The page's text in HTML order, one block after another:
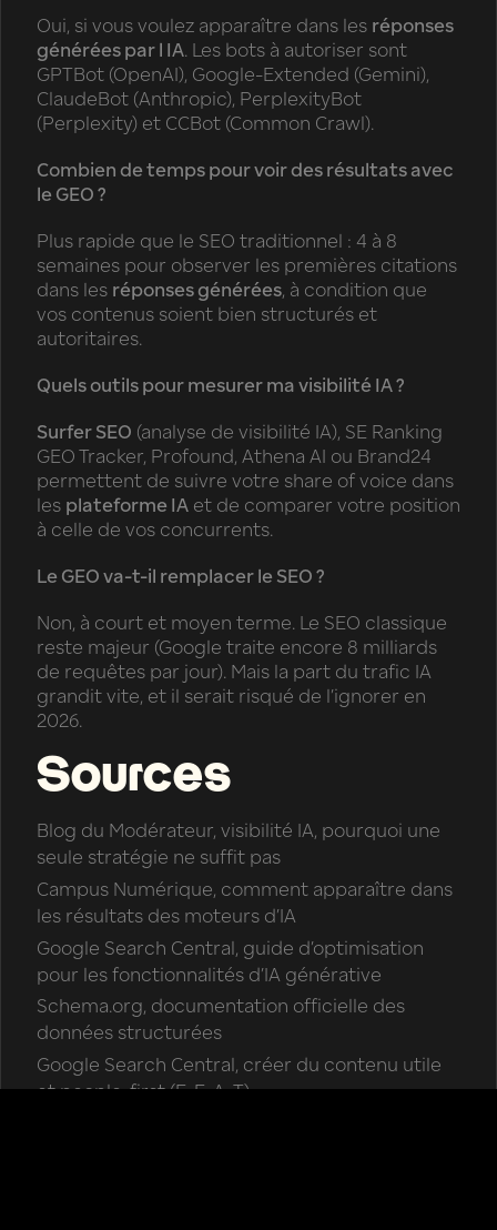
Oui, si vous voulez apparaître dans les réponses
générées par l IA. Les bots à autoriser sont
GPTBot (OpenAI), Google-Extended (Gemini),
ClaudeBot (Anthropic), PerplexityBot
(Perplexity) et CCBot (Common Crawl).
Combien de temps pour voir des résultats avec
le GEO ?
Plus rapide que le SEO traditionnel : 4 à 8
semaines pour observer les premières citations
dans les réponses générées, à condition que
vos contenus soient bien structurés et
autoritaires.
Quels outils pour mesurer ma visibilité IA ?
Surfer SEO (analyse de visibilité IA), SE Ranking
GEO Tracker, Profound, Athena AI ou Brand24
permettent de suivre votre share of voice dans
les plateforme IA et de comparer votre position
à celle de vos concurrents.
Le GEO va-t-il remplacer le SEO ?
Non, à court et moyen terme. Le SEO classique
reste majeur (Google traite encore 8 milliards
de requêtes par jour). Mais la part du trafic IA
grandit vite, et il serait risqué de l’ignorer en
2026.
Sources
Blog du Modérateur, visibilité IA, pourquoi une
seule stratégie ne suffit pas
Campus Numérique, comment apparaître dans
les résultats des moteurs d’IA
Google Search Central, guide d’optimisation
pour les fonctionnalités d’IA générative
Schema.org, documentation officielle des
données structurées
Google Search Central, créer du contenu utile
et people-first (E-E-A-T)